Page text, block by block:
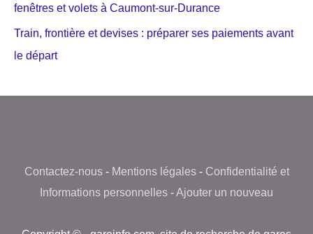
fenêtres et volets à Caumont-sur-Durance
Train, frontière et devises : préparer ses paiements avant
le départ
Contactez-nous- Mentions légales- Confidentialité et
Informations personnelles -Ajouter un nouveau